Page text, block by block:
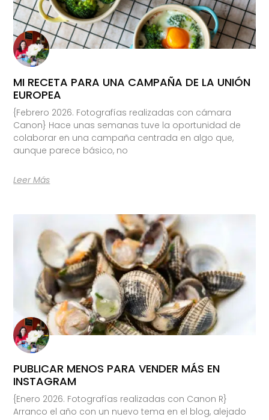
MI RECETA PARA UNA CAMPAÑA DE LA UNIÓN
EUROPEA
{Febrero 2026. Fotografías realizadas con cámara
Canon} Hace unas semanas tuve la oportunidad de
colaborar en una campaña centrada en algo que,
aunque parece básico, no
Leer Más
PUBLICAR MENOS PARA VENDER MÁS EN
INSTAGRAM
{Enero 2026. Fotografías realizadas con Canon R}
Arranco el año con un nuevo tema en el blog, alejado